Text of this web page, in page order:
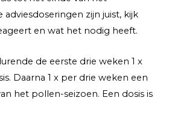
adviesdoseringen zijn juist, kijk
en wat het nodig heeft.
de eerste drie weken 1 x
Daarna 1 x per drie weken een
het pollen-seizoen. Een dosis is